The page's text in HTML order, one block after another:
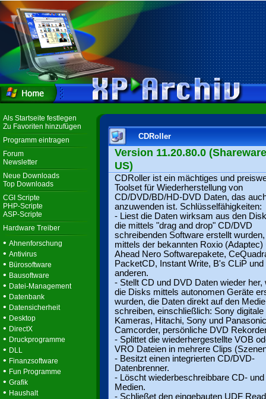
Als Startseite festlegen
Zu Favoriten hinzufügen
Programm eintragen
Forum
Newsletter
Neue Downloads
Top Downloads
CGI Scripte
PHP-Scripte
ASP-Scripte
Hardware Treiber
• Ahnenforschung
• Antivirus
• Bürosoftware
• Bausoftware
• Datei-Management
• Datenbank
• Datensicherheit
• Desktop
• DirectX
• Druckprogramme
• DLL
• Finanzsoftware
• Fun Programme
• Grafik
• Haushalt
CDRoller
Version 11.20.80.0
US)
CDRoller ist ein mächtiges und
Toolset für Wiederherstellung von
CD/DVD/BD/HD-DVD Daten, das
anzuwenden ist. Schlüsselfähigkeiten:
- Liest die Daten wirksam aus den
die mittels "drag and drop" CD/DVD
schreibenden Software erstellt
mittels der bekannten Roxio (Adaptec)
Ahead Nero Softwarepakete,
PacketCD, Instant Write, B's CLiP und
anderen.
- Stellt CD und DVD Daten wieder her,
die Disks mittels autonomen Geräte
wurden, die Daten direkt auf den
schreiben, einschließlich: Sony digitale
Kameras, Hitachi, Sony und
Camcorder, persönliche DVD
- Splittet die wiederhergestellte VOB
VRO Dateien in mehrere Clips
- Besitzt einen integrierten CD/DVD-
Datenbrenner.
- Löscht wiederbeschreibbare CD-
Medien.
- Schließet den eingebauten UDF